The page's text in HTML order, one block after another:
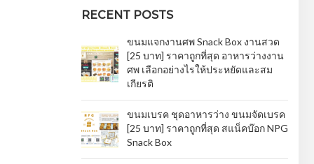
RECENT POSTS
ขนมแจกงานศพ Snack Box งานสวด
[25 บาท] ราคาถูกที่สุด อาหารว่างงาน
ศพ เลือกอย่างไรให้ประหยัดและสม
เกียรติ
ขนมเบรค ชุดอาหารว่าง ขนมจัดเบรค
[25 บาท] ราคาถูกที่สุด สแน็คบ๊อก NPG
Snack Box